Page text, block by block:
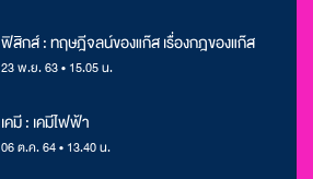
ฟิสิกส์ : ทฤษฎีจลน์ของแก๊ส เรื่องกฎของแก๊ส
23 พ.ย. 63 • 15.05 น.
เคมี : เคมีไฟฟ้า
06 ต.ค. 64 • 13.40 น.